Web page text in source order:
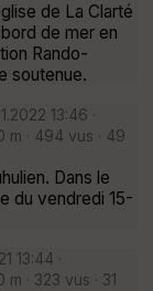
de La Clarté
de mer en
Rando-
soutenue.
13:46 ·
m · 494 vus · 49
Dans le
du vendredi 15-
13:44 ·
· 323 vus · 31